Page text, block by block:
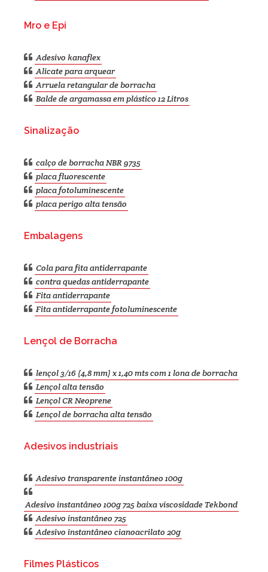
Mro e Epi
Adesivo kanaflex
Alicate para arquear
Arruela retangular de borracha
Balde de argamassa em plástico 12 Litros
Sinalização
calço de borracha NBR 9735
placa fluorescente
placa fotoluminescente
placa perigo alta tensão
Embalagens
Cola para fita antiderrapante
contra quedas antiderrapante
Fita antiderrapante
Fita antiderrapante fotoluminescente
Lençol de Borracha
lençol 3/16 (4,8 mm) x 1,40 mts com 1 lona de borracha
Lençol alta tensão
Lençol CR Neoprene
Lençol de borracha alta tensão
Adesivos industriais
Adesivo transparente instantâneo 100g
Adesivo instantâneo 100g 725 baixa viscosidade Tekbond
Adesivo instantâneo 725
Adesivo instantâneo cianoacrilato 20g
Filmes Plásticos